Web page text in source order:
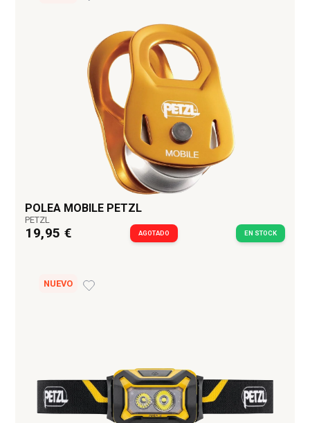
POLEA MOBILE PETZL
PETZL
19,95 € AGOTADO EN STOCK
NUEVO